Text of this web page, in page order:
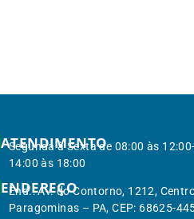
ATENDIMENTO
Segunda à Sexta de 08:00 às 12:00-
14:00 às 18:00
ENDEREÇO
End.: Av. do Contorno, 1212,
Paragominas – PA, CEP: 68625-